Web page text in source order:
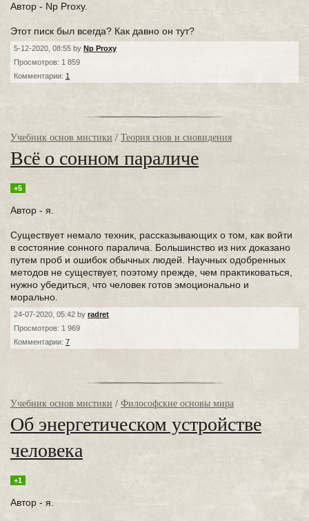
Автор - Np Proxy.
Этот писк был всегда? Как давно он тут?
5-12-2020, 08:55 by Np Proxy
Просмотров: 1 859
Комментарии: 1
Учебник основ мистики / Теория снов и сновидения
Всё о сонном параличе
+5
Автор - я.
Существует немало техник, рассказывающих о том, как войти
в состояние сонного паралича. Большинство из них доказано
путем проб и ошибок обычных людей. Научных одобренных
методов не существует, поэтому прежде, чем практиковаться,
нужно убедиться, что человек готов эмоционально и
морально.
24-07-2020, 05:42 by radret
Просмотров: 1 969
Комментарии: 7
Учебник основ мистики / Философские основы мира
Об энергетическом устройстве
человека
+1
Автор - я.